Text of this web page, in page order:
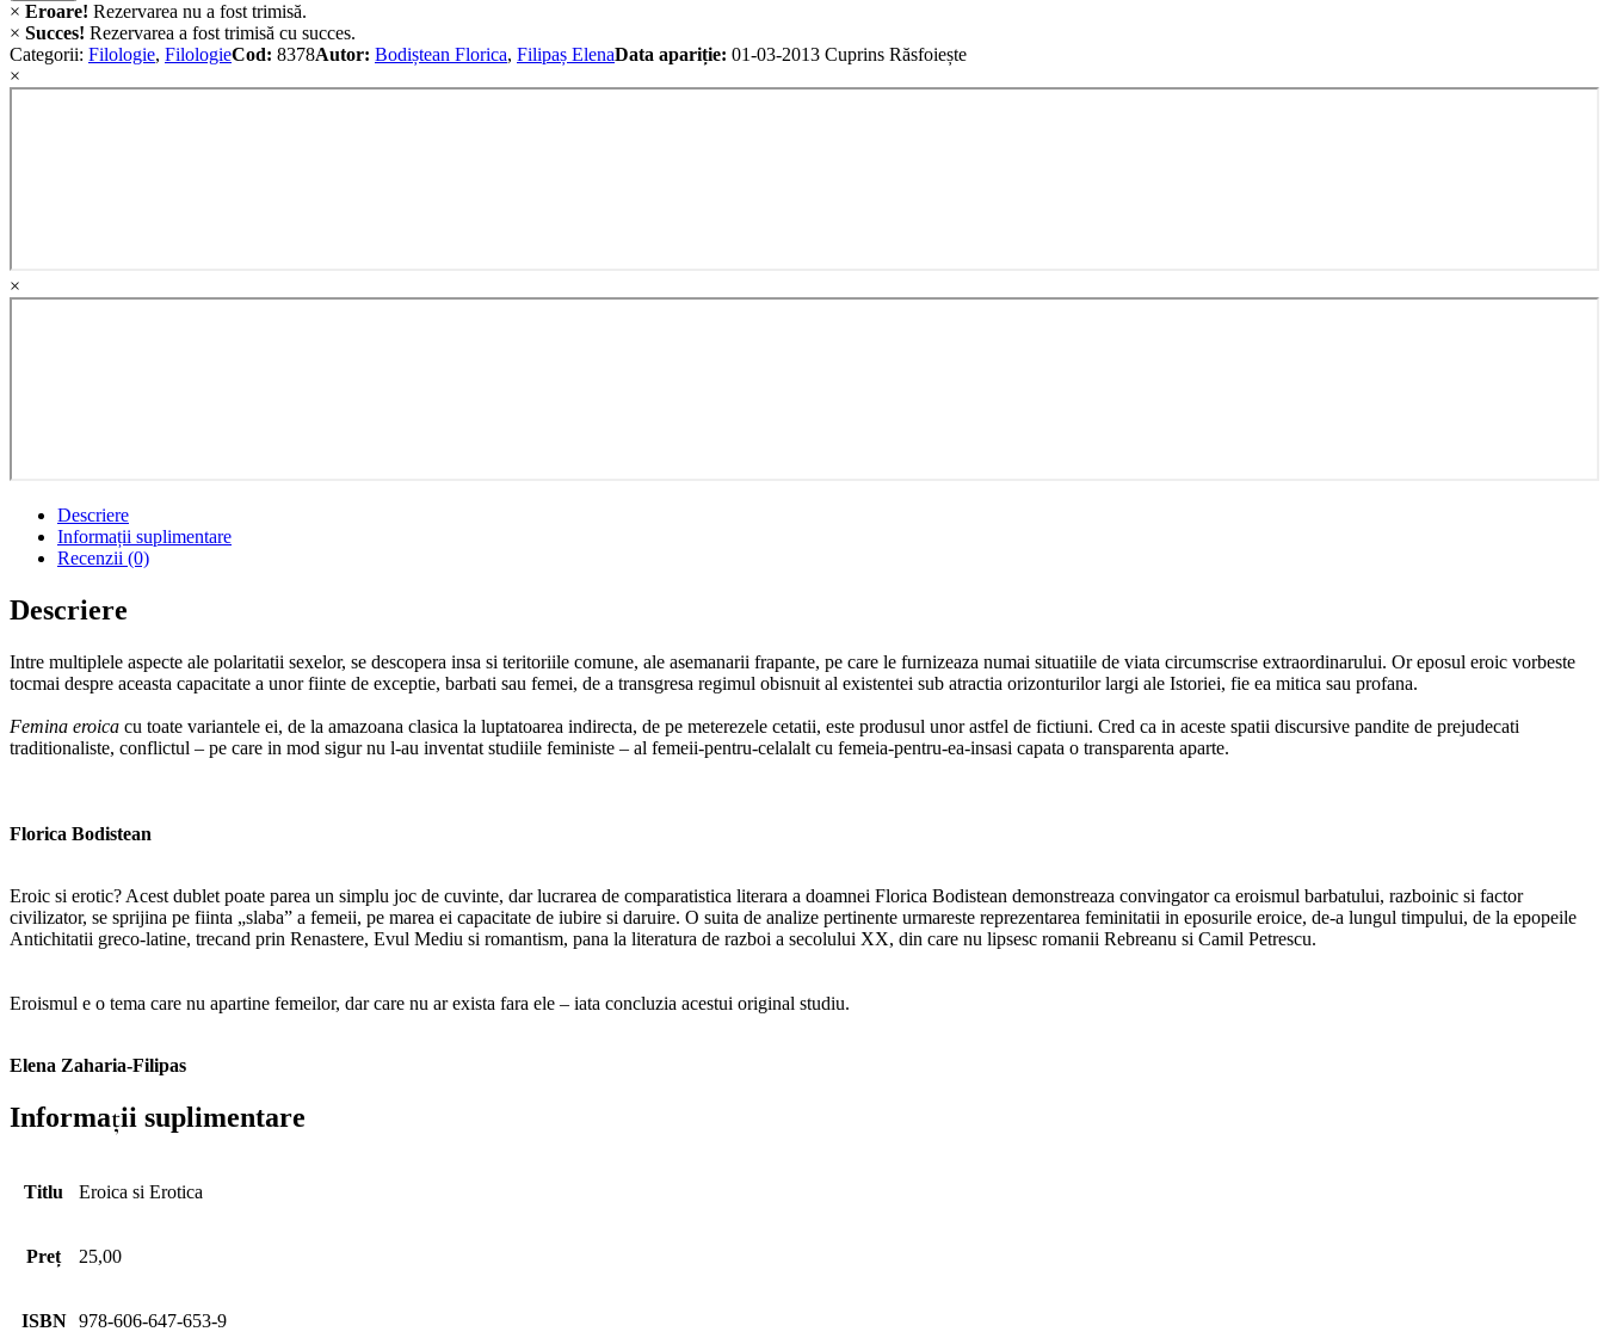
× Eroare! Rezervarea nu a fost trimisă.
× Succes! Rezervarea a fost trimisă cu succes.
Categorii: Filologie, FilologieCod: 8378Autor: Bodiștean Florica, Filipaș ElenaData apariție: 01-03-2013 Cuprins Răsfoiește
×
×
Descriere
Informații suplimentare
Recenzii (0)
Descriere
Intre multiplele aspecte ale polaritatii sexelor, se descopera insa si teritoriile comune, ale asemanarii frapante, pe care le furnizeaza numai situatiile de viata circumscrise extraordinarului. Or eposul eroic vorbeste
tocmai despre aceasta capacitate a unor fiinte de exceptie, barbati sau femei, de a transgresa regimul obisnuit al existentei sub atractia orizonturilor largi ale Istoriei, fie ea mitica sau profana.
Femina eroica cu toate variantele ei, de la amazoana clasica la luptatoarea indirecta, de pe meterezele cetatii, este produsul unor astfel de fictiuni. Cred ca in aceste spatii discursive pandite de prejudecati
traditionaliste, conflictul – pe care in mod sigur nu l-au inventat studiile feministe – al femeii-pentru-celalalt cu femeia-pentru-ea-insasi capata o transparenta aparte.
Florica Bodistean
Eroic si erotic? Acest dublet poate parea un simplu joc de cuvinte, dar lucrarea de comparatistica literara a doamnei Florica Bodistean demonstreaza convingator ca eroismul barbatului, razboinic si factor
civilizator, se sprijina pe fiinta „slaba” a femeii, pe marea ei capacitate de iubire si daruire. O suita de analize pertinente urmareste reprezentarea feminitatii in eposurile eroice, de-a lungul timpului, de la epopeile
Antichitatii greco-latine, trecand prin Renastere, Evul Mediu si romantism, pana la literatura de razboi a secolului XX, din care nu lipsesc romanii Rebreanu si Camil Petrescu.
Eroismul e o tema care nu apartine femeilor, dar care nu ar exista fara ele – iata concluzia acestui original studiu.
Elena Zaharia-Filipas
Informații suplimentare
Titlu Eroica si Erotica
Preț 25,00
ISBN 978-606-647-653-9